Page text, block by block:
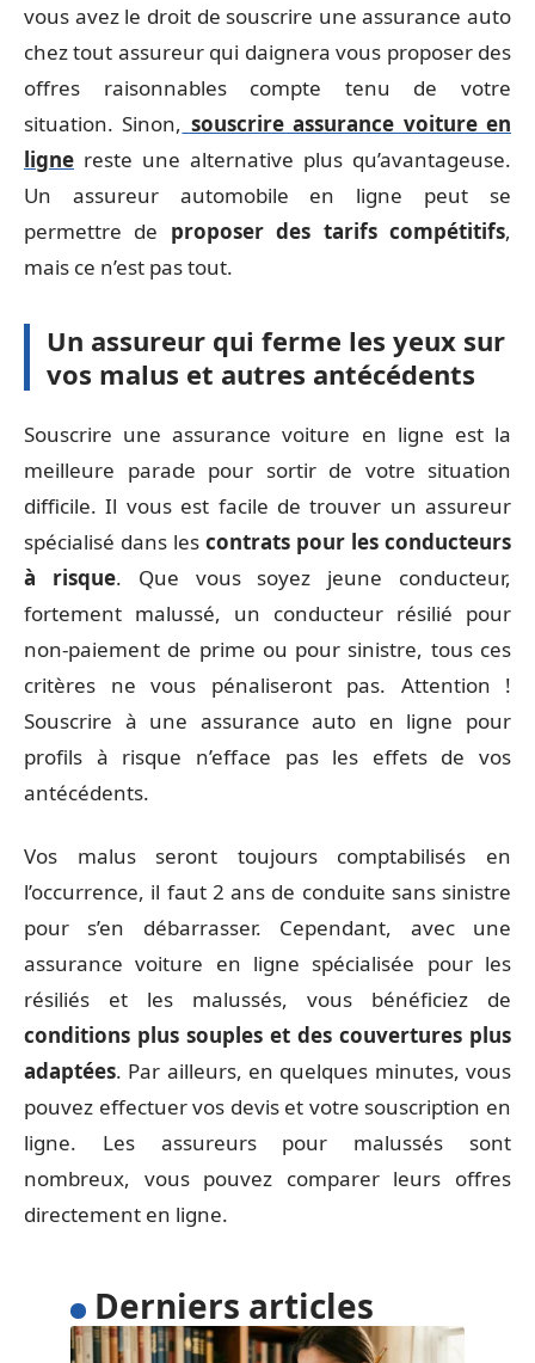
vous avez le droit de souscrire une assurance auto
chez tout assureur qui daignera vous proposer des
offres raisonnables compte tenu de votre
situation. Sinon, souscrire assurance voiture en
ligne reste une alternative plus qu’avantageuse.
Un assureur automobile en ligne peut se
permettre de proposer des tarifs compétitifs,
mais ce n’est pas tout.
Un assureur qui ferme les yeux sur
vos malus et autres antécédents
Souscrire une assurance voiture en ligne est la
meilleure parade pour sortir de votre situation
difficile. Il vous est facile de trouver un assureur
spécialisé dans les contrats pour les conducteurs
à risque. Que vous soyez jeune conducteur,
fortement malussé, un conducteur résilié pour
non-paiement de prime ou pour sinistre, tous ces
critères ne vous pénaliseront pas. Attention !
Souscrire à une assurance auto en ligne pour
profils à risque n’efface pas les effets de vos
antécédents.
Vos malus seront toujours comptabilisés en
l’occurrence, il faut 2 ans de conduite sans sinistre
pour s’en débarrasser. Cependant, avec une
assurance voiture en ligne spécialisée pour les
résiliés et les malussés, vous bénéficiez de
conditions plus souples et des couvertures plus
adaptées. Par ailleurs, en quelques minutes, vous
pouvez effectuer vos devis et votre souscription en
ligne. Les assureurs pour malussés sont
nombreux, vous pouvez comparer leurs offres
directement en ligne.
Derniers articles